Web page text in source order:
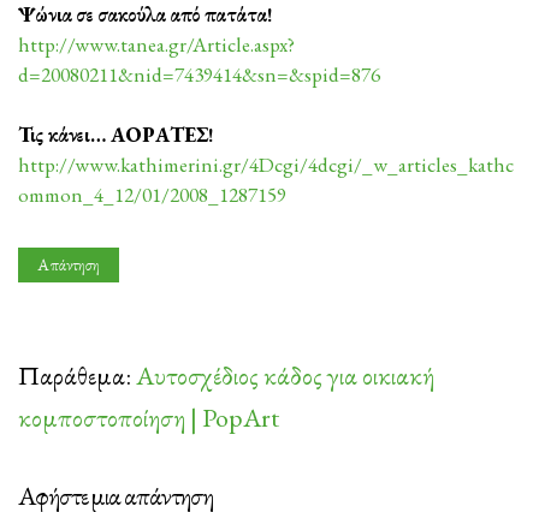
Ψώνια σε σακούλα από πατάτα!
http://www.tanea.gr/Article.aspx?
d=20080211&nid=7439414&sn=&spid=876
Τις κάνει… ΑΟΡΑΤΕΣ!
http://www.kathimerini.gr/4Dcgi/4dcgi/_w_articles_kathc
ommon_4_12/01/2008_1287159
Απάντηση
Παράθεμα:Αυτοσχέδιος κάδος για οικιακή
κομποστοποίηση | PopArt
Αφήστε μια απάντηση